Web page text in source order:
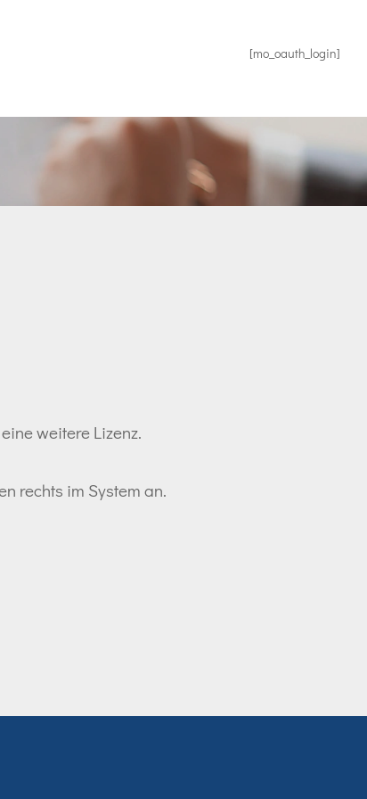
[mo_oauth_login]
weitere Lizenz.
rechts im System an.